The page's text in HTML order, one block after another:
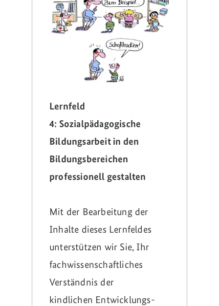
Lernfeld
4: Sozialpädagogische
Bildungsarbeit in den
Bildungsbereichen
professionell gestalten
Mit der Bearbeitung der
Inhalte dieses Lernfeldes
unterstützen wir Sie, Ihr
fachwissenschaftliches
Verständnis der
kindlichen Entwicklungs-